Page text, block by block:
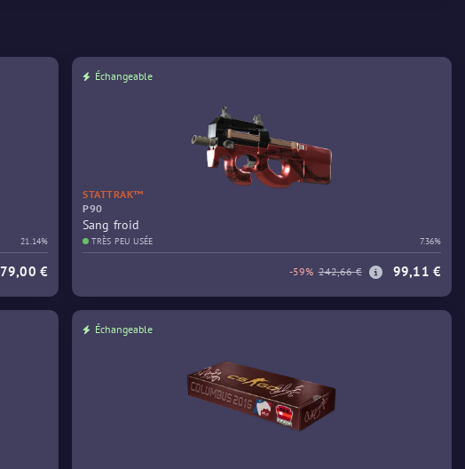
21.14%
79,00 €
Échangeable
STATTRAK™
P90
Sang froid
TRÈS PEU USÉE 7.36%
-59% 242,66 € 99,11 €
Échangeable